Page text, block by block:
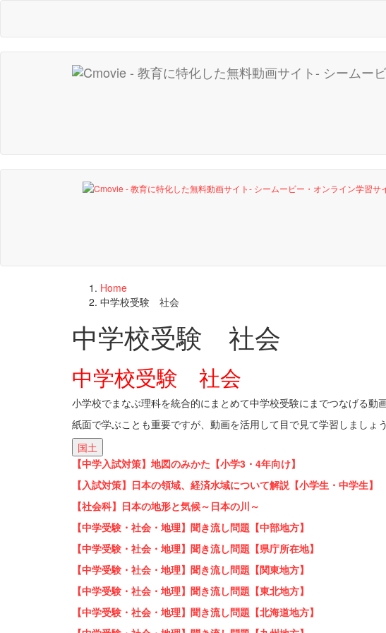
Home
中学校受験 社会
中学校受験 社会
中学校受験 社会
小学校でまなぶ理科を統合的にまとめて中学校受験にまでつなげる動
紙面で学ぶことも重要ですが、動画を活用して目で見て学習しましょう
国土
【中学入試対策】地図のみかた【小学3・4年向け】
【入試対策】日本の領域、経済水域について解説【小学生・中学生】
【社会科】日本の地形と気候～日本の川～
【中学受験・社会・地理】聞き流し問題【中部地方】
【中学受験・社会・地理】聞き流し問題【県庁所在地】
【中学受験・社会・地理】聞き流し問題【関東地方】
【中学受験・社会・地理】聞き流し問題【東北地方】
【中学受験・社会・地理】聞き流し問題【北海道地方】